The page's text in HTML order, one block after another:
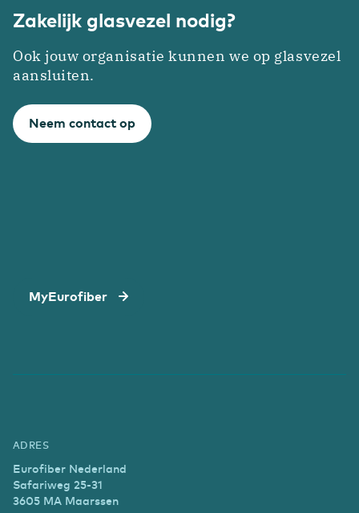
Zakelijk glasvezel nodig?
Ook jouw organisatie kunnen we op glasvezel
aansluiten.
Neem contact op
MyEurofiber
ADRES
Eurofiber Nederland
Safariweg 25-31
3605 MA Maarssen